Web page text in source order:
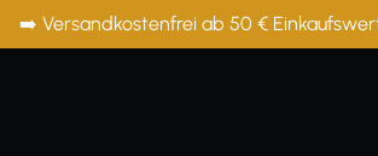
➡️ Versandkostenfrei ab 50 €